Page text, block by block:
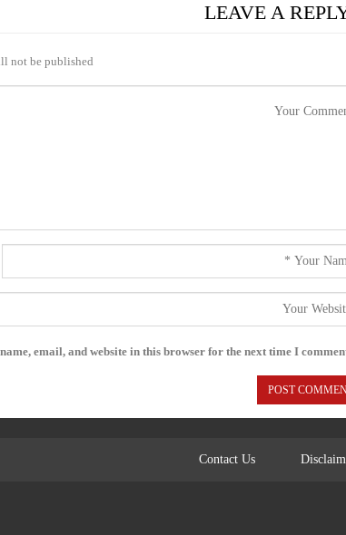
LEAVE A
not be published.
email, and website in this browser for the next time I
Contact Us